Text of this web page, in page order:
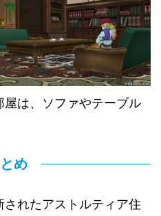
は、ソファやテーブル
め
れたアストルティア住